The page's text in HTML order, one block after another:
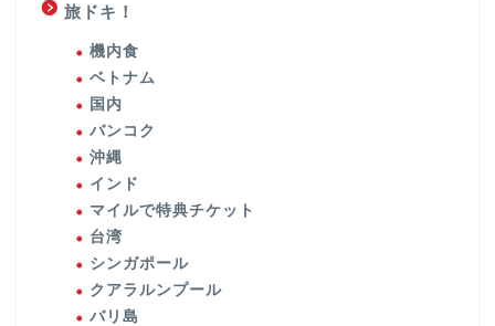
旅ドキ！
機内食
ベトナム
国内
バンコク
沖縄
インド
マイルで特典チケット
台湾
シンガポール
クアラルンプール
バリ島